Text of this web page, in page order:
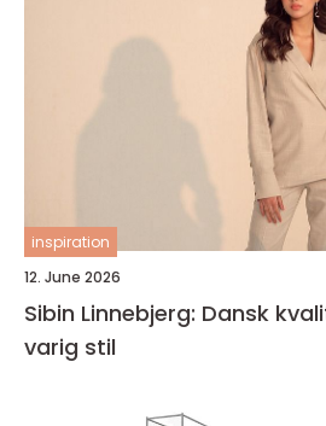
inspiration
12. June 2026
Sibin Linnebjerg: Dansk
varig stil